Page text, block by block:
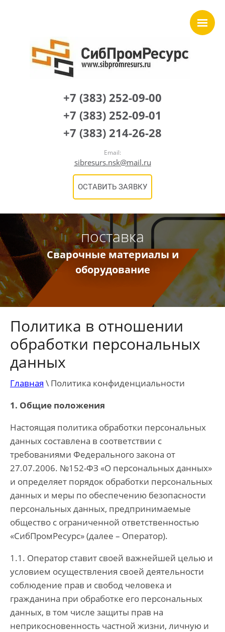
+7 (383) 252-09-00
+7 (383) 252-09-01
+7 (383) 214-26-28
Email:
sibresurs.nsk@mail.ru
ОСТАВИТЬ ЗАЯВКУ
поставка
Сварочные материалы и
оборудование
Политика в отношении
обработки персональных
данных
Главная \ Политика конфиденциальности
1. Общие положения
Настоящая политика обработки персональных
данных составлена в соответствии с
требованиями Федерального закона от
27.07.2006. №152-ФЗ «О персональных данных»
и определяет порядок обработки персональных
данных и меры по обеспечению безопасности
персональных данных, предпринимаемые
общество с ограниченной ответственностью
«СибПромРесурс» (далее – Оператор).
1.1. Оператор ставит своей важнейшей целью и
условием осуществления своей деятельности
соблюдение прав и свобод человека и
гражданина при обработке его персональных
данных, в том числе защиты прав на
неприкосновенность частной жизни, личную и